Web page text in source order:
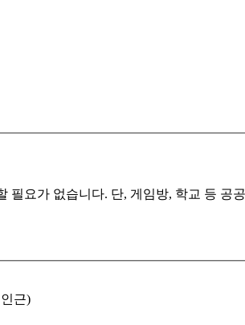
요가 없습니다. 단, 게임방, 학교 등 공
근)